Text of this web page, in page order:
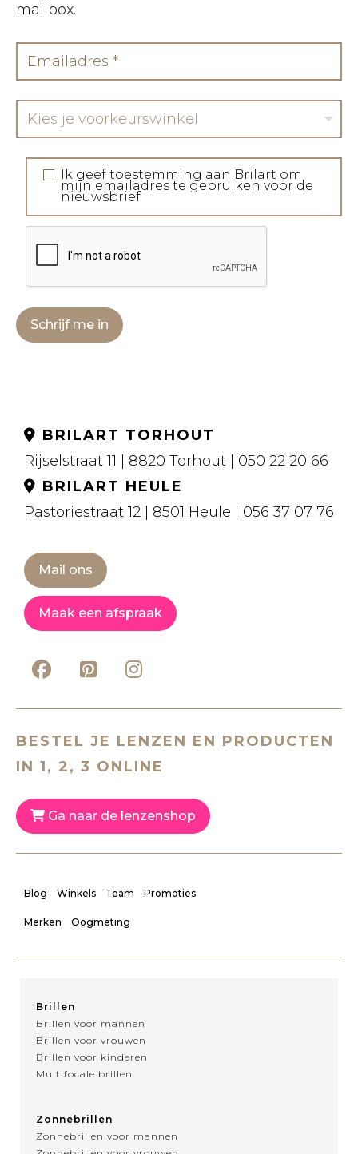
mailbox.
Kies je voorkeurswinkel
Ik geef toestemming aan Brilart om
mijn emailadres te gebruiken voor de
nieuwsbrief
Schrijf me in
BRILART TORHOUT
Rijselstraat 11 | 8820 Torhout | 050 22 20 66
BRILART HEULE
Pastoriestraat 12 | 8501 Heule | 056 37 07 76
Mail ons
Maak een afspraak
BESTEL JE LENZEN EN PRODUCTEN
IN 1, 2, 3 ONLINE
Ga naar de lenzenshop
Blog Winkels Team Promoties
Merken Oogmeting
Brillen
Brillen voor mannen
Brillen voor vrouwen
Brillen voor kinderen
Multifocale brillen
Zonnebrillen
Zonnebrillen voor mannen